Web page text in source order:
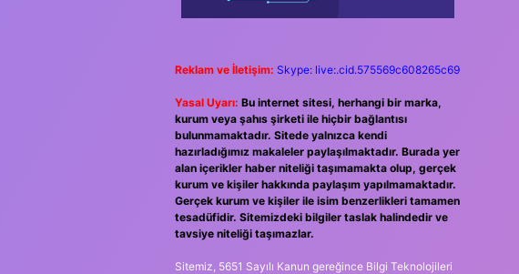
Reklam ve İletişim: Skype: live:.cid.575569c608265c69
Yasal Uyarı: Bu internet sitesi, herhangi bir marka,
kurum veya şahıs şirketi ile hiçbir bağlantısı
bulunmamaktadır. Sitede yalnızca kendi
hazırladığımız makaleler paylaşılmaktadır. Burada yer
alan içerikler haber niteliği taşımamakta olup, gerçek
kurum ve kişiler hakkında paylaşım yapılmamaktadır.
Gerçek kurum ve kişiler ile isim benzerlikleri tamamen
tesadüfidir. Sitemizdeki bilgiler taslak halindedir ve
tavsiye niteliği taşımazlar.
Sitemiz, 5651 Sayılı Kanun gereğince Bilgi Teknolojileri